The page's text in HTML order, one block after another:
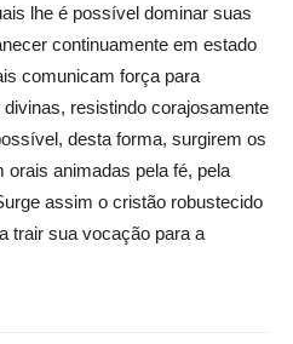
lhe é possível dominar suas
continuamente em estado
comunicam força para
resistindo corajosamente
desta forma, surgirem os
animadas pela fé, pela
assim o cristão robustecido
trair sua vocação para a